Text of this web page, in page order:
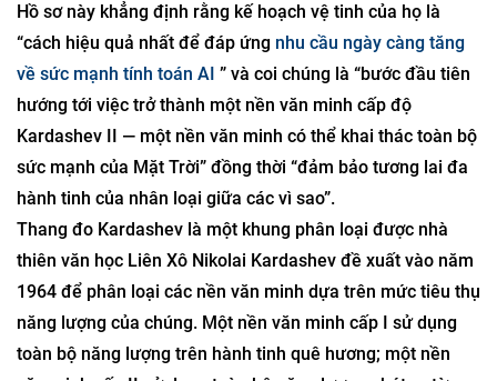
Hồ sơ này khẳng định rằng kế hoạch vệ tinh của họ là
“cách hiệu quả nhất để đáp ứng nhu cầu ngày càng tăng
về sức mạnh tính toán AI ” và coi chúng là “bước đầu tiên
hướng tới việc trở thành một nền văn minh cấp độ
Kardashev II — một nền văn minh có thể khai thác toàn bộ
sức mạnh của Mặt Trời” đồng thời “đảm bảo tương lai đa
hành tinh của nhân loại giữa các vì sao”.
Thang đo Kardashev là một khung phân loại được nhà
thiên văn học Liên Xô Nikolai Kardashev đề xuất vào năm
1964 để phân loại các nền văn minh dựa trên mức tiêu thụ
năng lượng của chúng. Một nền văn minh cấp I sử dụng
toàn bộ năng lượng trên hành tinh quê hương; một nền